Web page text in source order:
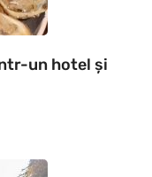
un hotel și